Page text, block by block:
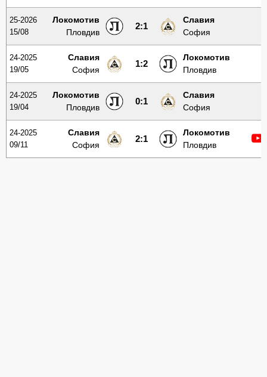
25-2026
15/08
Локомотив
Пловдив
2:1
Славия
София
24-2025
19/05
Славия
София
1:2
Локомотив
Пловдив
24-2025
19/04
Локомотив
Пловдив
0:1
Славия
София
24-2025
09/11
Славия
София
2:1
Локомотив
Пловдив